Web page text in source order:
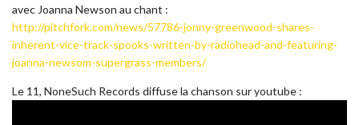
avec Joanna Newson au chant :
http://pitchfork.com/news/57786-jonny-greenwood-shares-
inherent-vice-track-spooks-written-by-radiohead-and-featuring-
joanna-newsom-supergrass-members/
Le 11, NoneSuch Records diffuse la chanson sur youtube :